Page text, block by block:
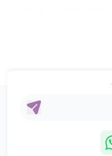
و حالت دست را رعایت